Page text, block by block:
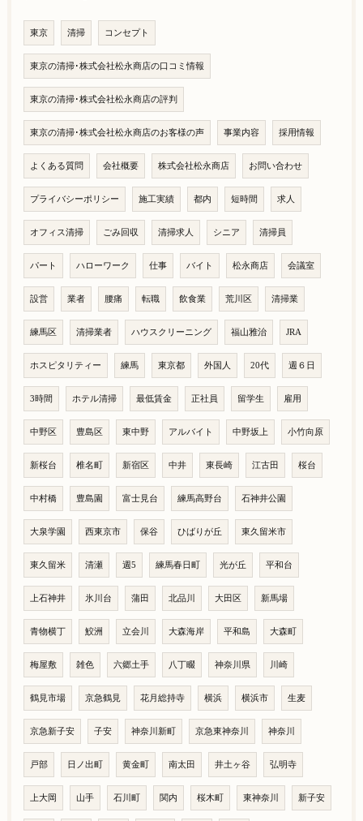
東京 清掃 コンセプト
東京の清掃･株式会社松永商店の口コミ情報
東京の清掃･株式会社松永商店の評判
東京の清掃･株式会社松永商店のお客様の声 事業内容 採用情報
よくある質問 会社概要 株式会社松永商店 お問い合わせ
プライバシーポリシー 施工実績 都内 短時間 求人
オフィス清掃 ごみ回収 清掃求人 シニア 清掃員
パート ハローワーク 仕事 バイト 松永商店 会議室
設営 業者 腰痛 転職 飲食業 荒川区 清掃業
練馬区 清掃業者 ハウスクリーニング 福山雅治 JRA
ホスピタリティー 練馬 東京都 外国人 20代 週６日
3時間 ホテル清掃 最低賃金 正社員 留学生 雇用
中野区 豊島区 東中野 アルバイト 中野坂上 小竹向原
新桜台 椎名町 新宿区 中井 東長崎 江古田 桜台
中村橋 豊島園 富士見台 練馬高野台 石神井公園
大泉学園 西東京市 保谷 ひばりが丘 東久留米市
東久留米 清瀬 週5 練馬春日町 光が丘 平和台
上石神井 氷川台 蒲田 北品川 大田区 新馬場
青物横丁 鮫洲 立会川 大森海岸 平和島 大森町
梅屋敷 雑色 六郷土手 八丁畷 神奈川県 川崎
鶴見市場 京急鶴見 花月総持寺 横浜 横浜市 生麦
京急新子安 子安 神奈川新町 京急東神奈川 神奈川
戸部 日ノ出町 黄金町 南太田 井土ヶ谷 弘明寺
上大岡 山手 石川町 関内 桜木町 東神奈川 新子安